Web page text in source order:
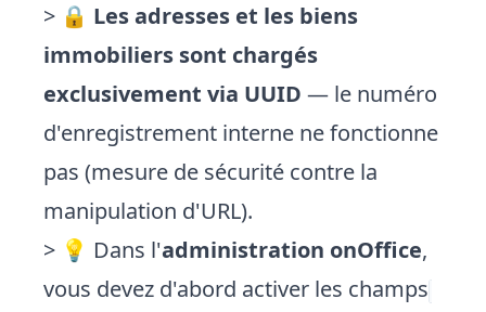
> 🔒 Les adresses et les biens
immobiliers sont chargés
exclusivement via UUID — le numéro
d'enregistrement interne ne fonctionne
pas (mesure de sécurité contre la
manipulation d'URL).
> 💡 Dans l'administration onOffice,
vous devez d'abord activer les champs